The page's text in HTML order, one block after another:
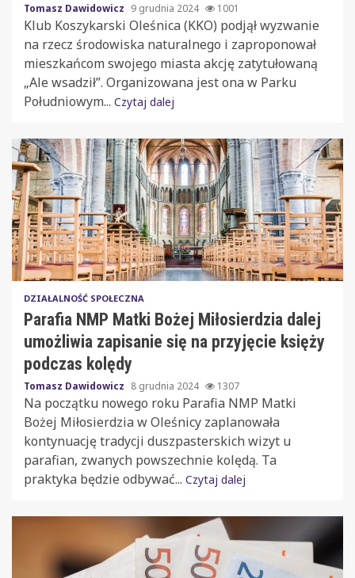
Tomasz Dawidowicz 9 grudnia 2024 1001
Klub Koszykarski Oleśnica (KKO) podjął wyzwanie
na rzecz środowiska naturalnego i zaproponował
mieszkańcom swojego miasta akcję zatytułowaną
„Ale wsadził”. Organizowana jest ona w Parku
Południowym... Czytaj dalej
DZIAŁALNOŚĆ SPOŁECZNA
Parafia NMP Matki Bożej Miłosierdzia dalej
umożliwia zapisanie się na przyjęcie księży
podczas kolędy
Tomasz Dawidowicz 8 grudnia 2024 1307
Na początku nowego roku Parafia NMP Matki
Bożej Miłosierdzia w Oleśnicy zaplanowała
kontynuację tradycji duszpasterskich wizyt u
parafian, zwanych powszechnie kolędą. Ta
praktyka będzie odbywać... Czytaj dalej